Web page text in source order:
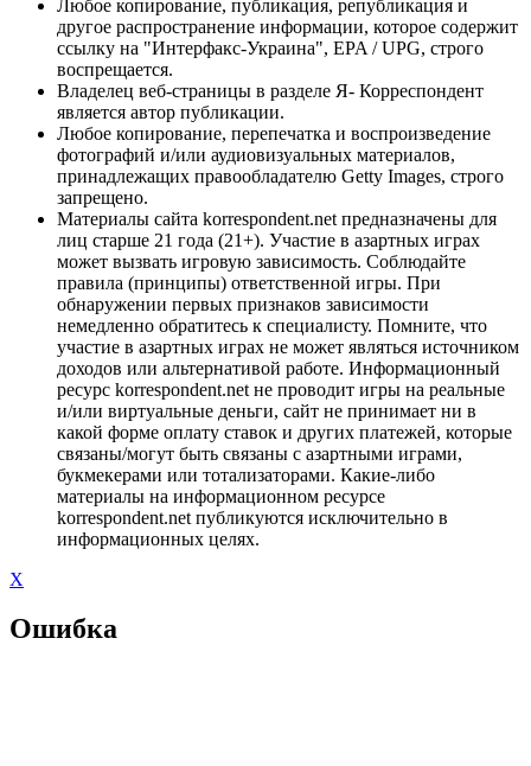
Любое копирование, публикация, републикация и
другое распространение информации, которое содержит
ссылку на "Интерфакс-Украина", EPA / UPG, строго
воспрещается.
Владелец веб-страницы в разделе Я- Корреспондент
является автор публикации.
Любое копирование, перепечатка и воспроизведение
фотографий и/или аудиовизуальных материалов,
принадлежащих правообладателю Getty Images, строго
запрещено.
Материалы сайта korrespondent.net предназначены для
лиц старше 21 года (21+). Участие в азартных играх
может вызвать игровую зависимость. Соблюдайте
правила (принципы) ответственной игры. При
обнаружении первых признаков зависимости
немедленно обратитесь к специалисту. Помните, что
участие в азартных играх не может являться источником
доходов или альтернативой работе. Информационный
ресурс korrespondent.net не проводит игры на реальные
и/или виртуальные деньги, сайт не принимает ни в
какой форме оплату ставок и других платежей, которые
связаны/могут быть связаны с азартными играми,
букмекерами или тотализаторами. Какие-либо
материалы на информационном ресурсе
korrespondent.net публикуются исключительно в
информационных целях.
X
Ошибка